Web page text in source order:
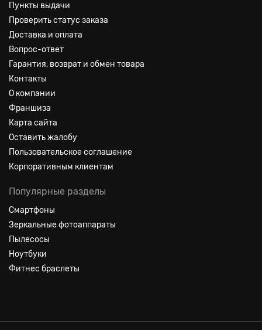
Пункты выдачи
Проверить статус заказа
Доставка и оплата
Вопрос-ответ
Гарантия, возврат и обмен товара
Контакты
О компании
Франшиза
Карта сайта
Оставить жалобу
Пользовательское соглашение
Корпоративным клиентам
Популярные разделы
Смартфоны
Зеркальные фотоаппараты
Пылесосы
Ноутбуки
Фитнес браслеты